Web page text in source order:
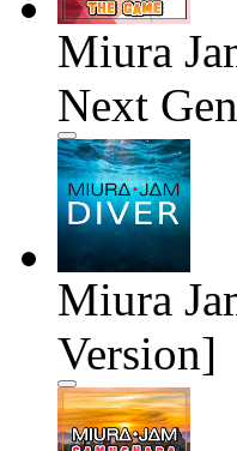
Miura
Next
Miura
Version]